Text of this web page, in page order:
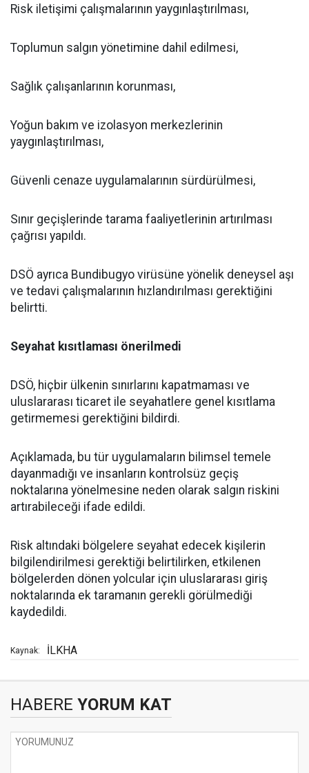
Risk iletişimi çalışmalarının yaygınlaştırılması,
Toplumun salgın yönetimine dahil edilmesi,
Sağlık çalışanlarının korunması,
Yoğun bakım ve izolasyon merkezlerinin
yaygınlaştırılması,
Güvenli cenaze uygulamalarının sürdürülmesi,
Sınır geçişlerinde tarama faaliyetlerinin artırılması
çağrısı yapıldı.
DSÖ ayrıca Bundibugyo virüsüne yönelik deneysel aşı
ve tedavi çalışmalarının hızlandırılması gerektiğini
belirtti.
Seyahat kısıtlaması önerilmedi
DSÖ, hiçbir ülkenin sınırlarını kapatmaması ve
uluslararası ticaret ile seyahatlere genel kısıtlama
getirmemesi gerektiğini bildirdi.
Açıklamada, bu tür uygulamaların bilimsel temele
dayanmadığı ve insanların kontrolsüz geçiş
noktalarına yönelmesine neden olarak salgın riskini
artırabileceği ifade edildi.
Risk altındaki bölgelere seyahat edecek kişilerin
bilgilendirilmesi gerektiği belirtilirken, etkilenen
bölgelerden dönen yolcular için uluslararası giriş
noktalarında ek taramanın gerekli görülmediği
kaydedildi.
Kaynak: İLKHA
HABERE YORUM KAT